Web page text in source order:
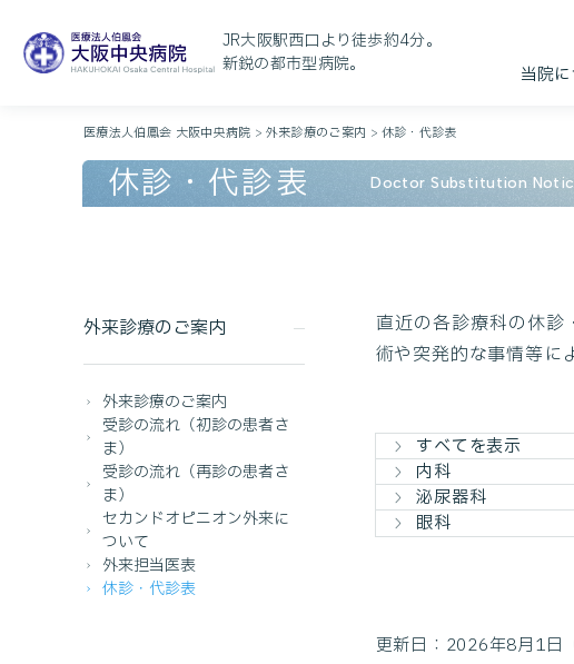
JR大阪駅西口より徒歩約4分。
新鋭の都市型病院。
当院
医療法人伯鳳会 大阪中央病院 >外来診療のご案内 >休診・代診表
休診・代診表 Doctor Substitution
外来診療のご案内
外来診療のご案内
受診の流れ（初診の患者さ
ま）
受診の流れ（再診の患者さ
ま）
セカンドオピニオン外来に
ついて
外来担当医表
休診・代診表
直近の各診療科の休診
術や突発的な事情等に
すべてを表示
内科
泌尿器科
眼科
更新日：2026年8月1日